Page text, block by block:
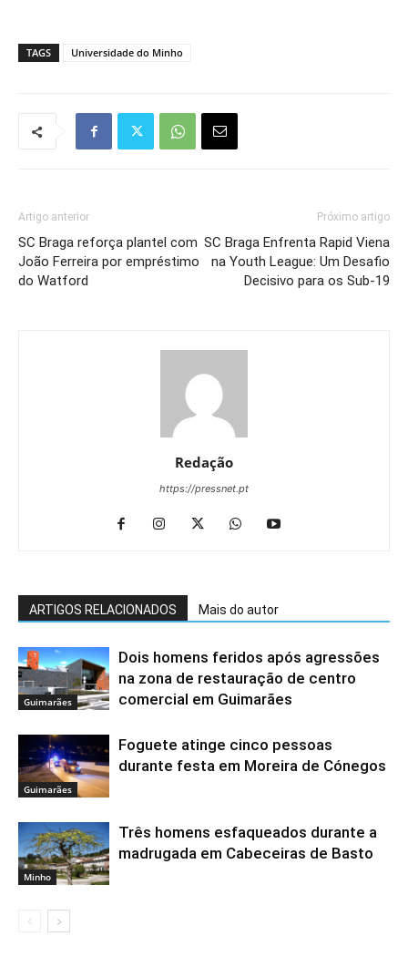
TAGS Universidade do Minho
Artigo anterior
SC Braga reforça plantel com
João Ferreira por empréstimo
do Watford
Próximo artigo
SC Braga Enfrenta Rapid Viena
na Youth League: Um Desafio
Decisivo para os Sub-19
Redação
https://pressnet.pt
ARTIGOS RELACIONADOS Mais do autor
Guimarães
Dois homens feridos após agressões
na zona de restauração de centro
comercial em Guimarães
Guimarães
Foguete atinge cinco pessoas
durante festa em Moreira de Cónegos
Minho
Três homens esfaqueados durante a
madrugada em Cabeceiras de Basto